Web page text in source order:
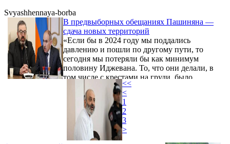
Svyashhennaya-borba
В предвыборных обещаниях Пашиняна —
сдача новых территорий
«Если бы в 2024 году мы поддались
давлению и пошли по другому пути, то
сегодня мы потеряли бы как минимум
половину Иджевана. То, что они делали, в
том числе с крестами на груди, было
заговором против армянского народа. Если
бы народ пошел за этими "людьми с
крестами", то граница проходила бы через
Иджеван, а сегодня Иджеван свободен и
благополучен. Лидер Священного
движения Баграт Србазан говорил, что
церковь Воскепара будет передана
<<
<
1
2
3
>